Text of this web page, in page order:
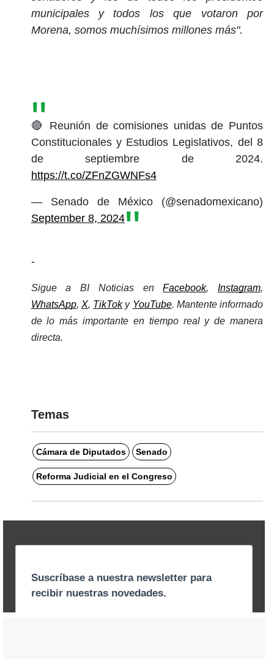
municipales y todos los que votaron por
Morena, somos muchísimos millones más".
🔴 Reunión de comisiones unidas de Puntos
Constitucionales y Estudios Legislativos, del 8
de septiembre de 2024.
https://t.co/ZFnZGWNFs4
— Senado de México (@senadomexicano)
September 8, 2024
-
Sigue a BI Noticias en Facebook, Instagram,
WhatsApp, X, TikTok y YouTube. Mantente informado
de lo más importante en tiempo real y de manera
directa.
Temas
Cámara de Diputados Senado
Reforma Judicial en el Congreso